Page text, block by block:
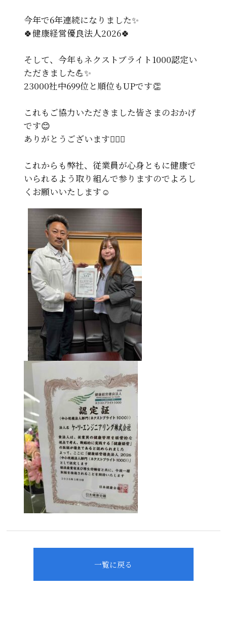
今年で6年連続になりました✨
🍀健康経営優良法人2026🍀
そして、今年もネクストブライト1000認定い
ただきました💪✨
23000社中699位と順位もUPです👏
これもご協力いただきました皆さまのおかげ
です😊
ありがとうございます🙇‍♀️✨
これからも弊社、従業員が心身ともに健康で
いられるよう取り組んで参りますのでよろし
くお願いいたします☺️
一覧に戻る